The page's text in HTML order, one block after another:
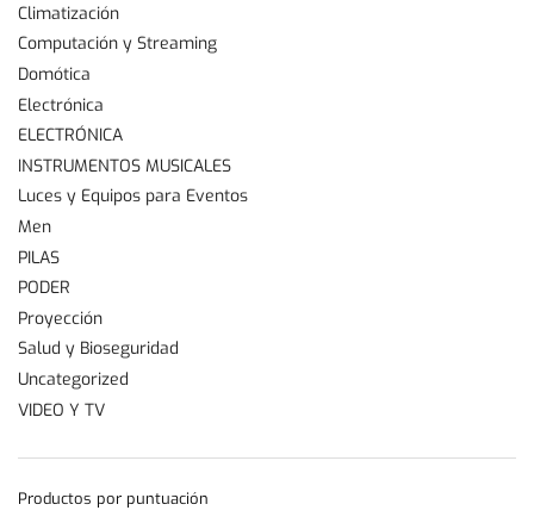
Climatización
Computación y Streaming
Domótica
Electrónica
ELECTRÓNICA
INSTRUMENTOS MUSICALES
Luces y Equipos para Eventos
Men
PILAS
PODER
Proyección
Salud y Bioseguridad
Uncategorized
VIDEO Y TV
Productos por puntuación